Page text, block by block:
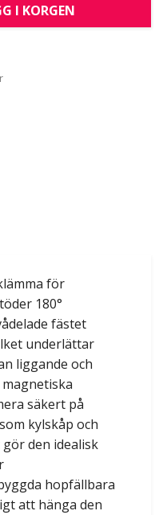
I KORGEN
för
180°
fästet
underlättar
liggande och
säkert på
kylskåp och
den idealisk
hopfällbara
att hänga den